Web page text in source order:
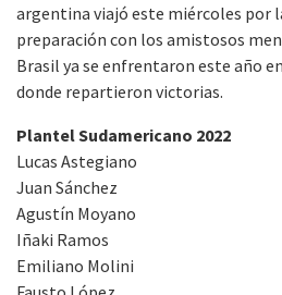
argentina viajó este miércoles por
preparación con los amistosos
Brasil ya se enfrentaron este año
donde repartieron victorias.
Plantel Sudamericano 2022
Lucas Astegiano
Juan Sánchez
Agustín Moyano
Iñaki Ramos
Emiliano Molini